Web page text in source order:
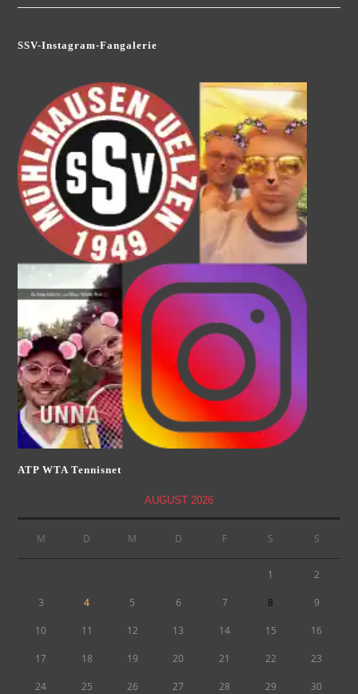
SSV-Instagram-Fangalerie
ATP WTA Tennisnet
AUGUST 2026
M D M D F S S
1 2
3 4 5 6 7 8 9
10 11 12 13 14 15 16
17 18 19 20 21 22 23
24 25 26 27 28 29 30